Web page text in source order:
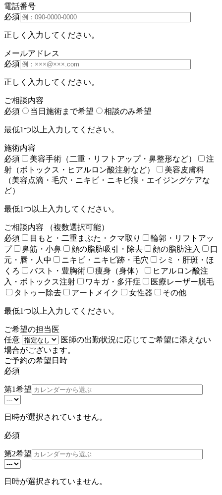
電話番号
必須
正しく入力してください。
メールアドレス
必須
正しく入力してください。
ご相談内容
必須
当日施術まで希望 相談のみ希望
最低1つ以上入力してください。
施術内容
必須
美容手術（二重・リフトアップ・鼻整形など）
注
射（ボトックス・ヒアルロン酸注射など）
美容皮膚科
（美容点滴・毛穴・ニキビ・ニキビ痕・エイジングケアな
ど）
最低1つ以上入力してください。
ご相談内容
（複数選択可能）
必須
目もと・二重まぶた・クマ取り
輪郭・リフトアッ
プ
鼻筋・小鼻 顔の脂肪吸引・除去 顔の脂肪注入
口
元・唇・人中
ニキビ・ニキビ跡・毛穴
シミ・肝斑・ほ
くろ
バスト・豊胸術 痩身（身体）
ヒアルロン酸注
入・ボトックス注射
ワキガ・多汗症
医療レーザー脱毛
タトゥー除去
アートメイク 女性器 その他
最低1つ以上入力してください。
ご希望の担当医
任意
医師の出勤状況に応じてご希望に添えない
場合がございます。
ご予約の希望日時
必須
第1希望
日時が選択されていません。
必須
第2希望
日時が選択されていません。